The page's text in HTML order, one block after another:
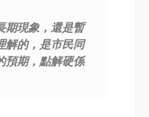
期現象，還是暫
解的，是市民同
預期，點解硬係